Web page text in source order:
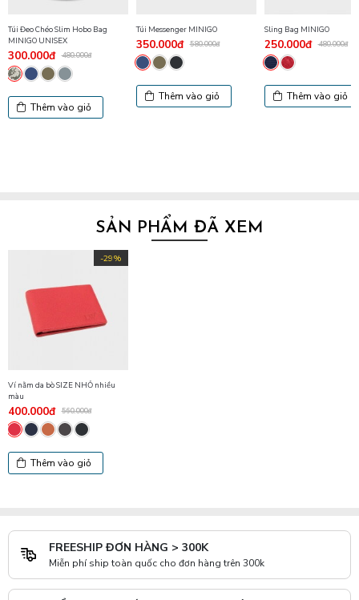
Túi Đeo Chéo Slim Hobo Bag
MINIGO UNISEX
300.000đ 480.000đ
Thêm vào giỏ
Túi Messenger MINIGO
350.000đ 580.000đ
Thêm vào giỏ
Sling Bag MINIGO
250.000đ 480.000đ
Thêm vào giỏ
SẢN PHẨM ĐÃ XEM
-29%
Ví nằm da bò SIZE NHỎ nhiều
màu
400.000đ 560.000đ
Thêm vào giỏ
FREESHIP ĐƠN HÀNG > 300K
Miễn phí ship toàn quốc cho đơn hàng trên 300k